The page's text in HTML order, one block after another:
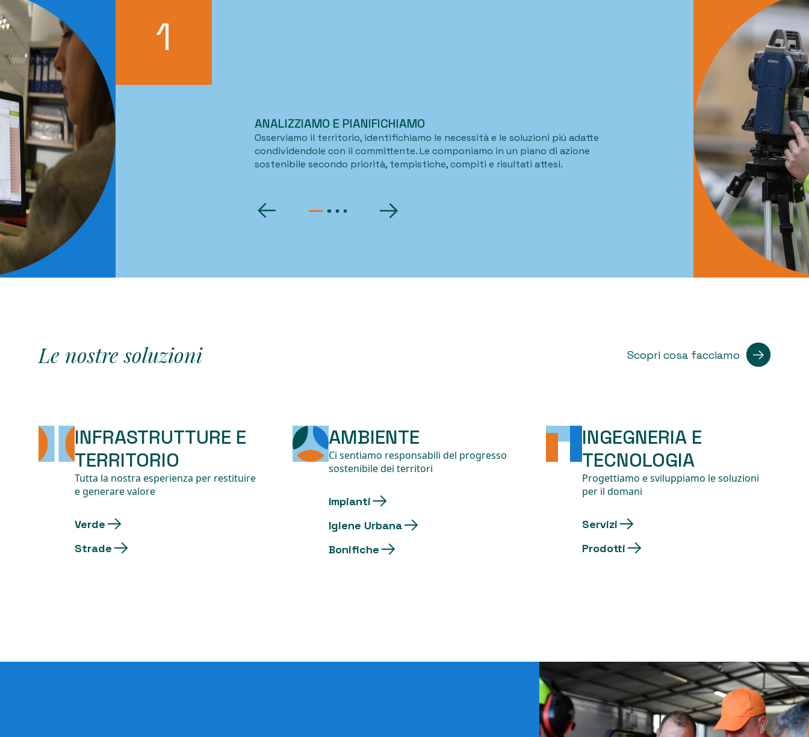
1
ANALIZZIAMO E PIANIFICHIAMO
Osserviamo il territorio, identifichiamo le necessità e le soluzioni più adatte
condividendole con il committente. Le componiamo in un piano di azione
sostenibile secondo priorità, tempistiche, compiti e risultati attesi.
Le nostre soluzioni Scopri cosa facciamo
INFRASTRUTTURE E
TERRITORIO
Tutta la nostra esperienza per restituire
e generare valore
Verde
Strade
AMBIENTE
Ci sentiamo responsabili del progresso
sostenibile dei territori
Impianti
Igiene Urbana
Bonifiche
INGEGNERIA E
TECNOLOGIA
Progettiamo e sviluppiamo le soluzioni
per il domani
Servizi
Prodotti